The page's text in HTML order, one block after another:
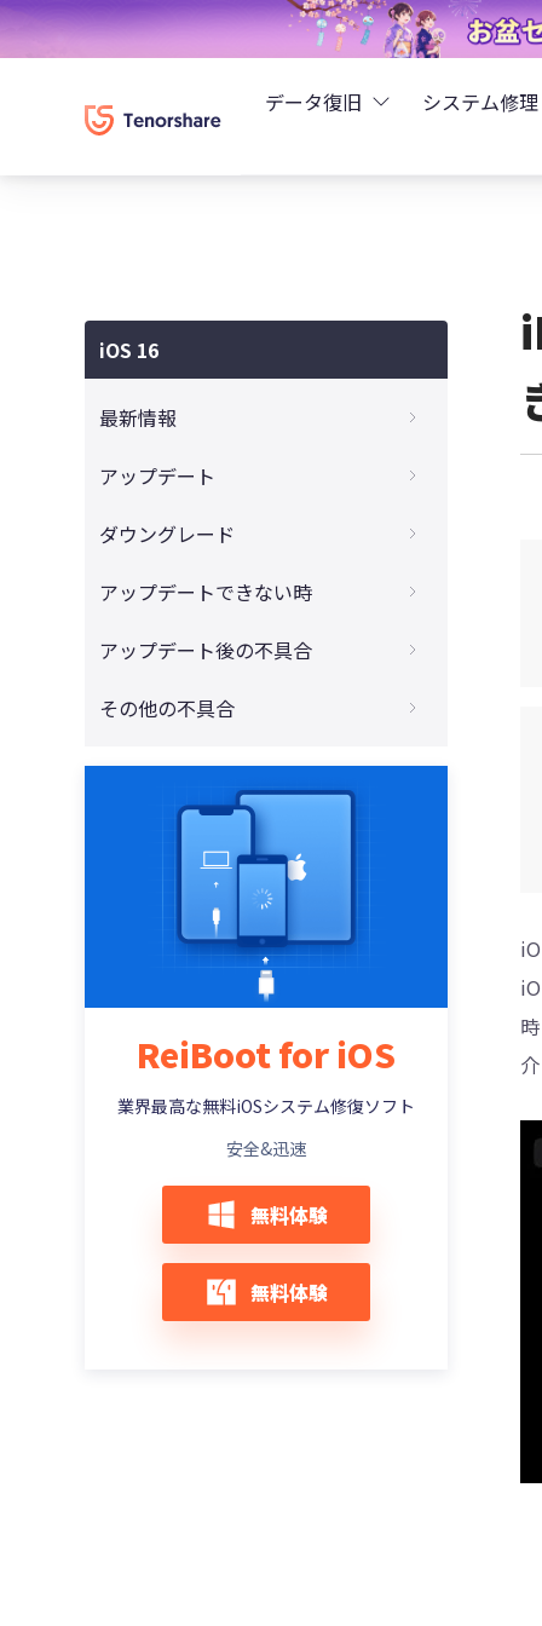
データ復旧
UltData - LINEデータ
UltData - WhatsApp
4DDiG - Windowsデー
4DDiG - Macデータ復元
4DDiG - 動画修復
システム修理
iOS 16
最新情報
iOS16ロック画面のカスタマイズ機能を使
iOS 16で登場！iPhone写真を自由にトリミ
アップデート
iOS 16ベータ版をインストールする方法
後にすべきこと
iOS 16版へ更新の前に、iPhoneをバックア
ップするやり方
【2022年】iOS16 不具合と対処法をまとめ
ダウングレード
データ損失せずにiOS 16版をダウングレー
iTunesなしでiOS 16をiOSS15に戻る方法
iPadOS 16をデータを失わずにダウングレ
ードする方法
アップデートできない時
iPhoneがiOS15.7からiOS16にアップデー
トできない場合の対処方法
iPhoneが「アップデートを検証できませ
【2022年】iOS16 アップデートが終わらな
iOS16にアップデートできない時の対処法
アップデート後の不具合
iOS 16をアップデートしたらiPhoneメッセ
ージが消えた？その対処法をご紹介！
iOS16のアップデート後に消えた写真を復
Wi-Fiに繋がらない？対処法をご紹介
iOS16アップデート時にLINEトーク履歴が
消える原因と対策
iOS16にも対応！iPhoneバッテリーの減り
が早くなる原因と対処法
iOS16にアップデート後、iPhone/iPadが
【iOS16対応】iPhoneストレージが計算中
のまま終わらない場合の対処法8選
その他の不具合
のまま終わらない場合の対処法8選
ReiBoot for iOS
業界最高な無料iOSシステム修復ソフト
安全&迅速
無料体験
無料体験